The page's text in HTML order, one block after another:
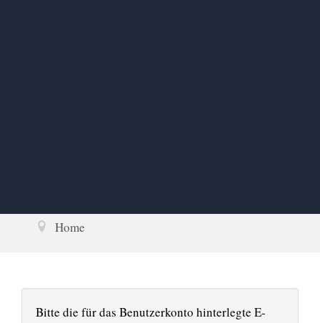
Home
Bitte die für das Benutzerkonto hinterlegte E-